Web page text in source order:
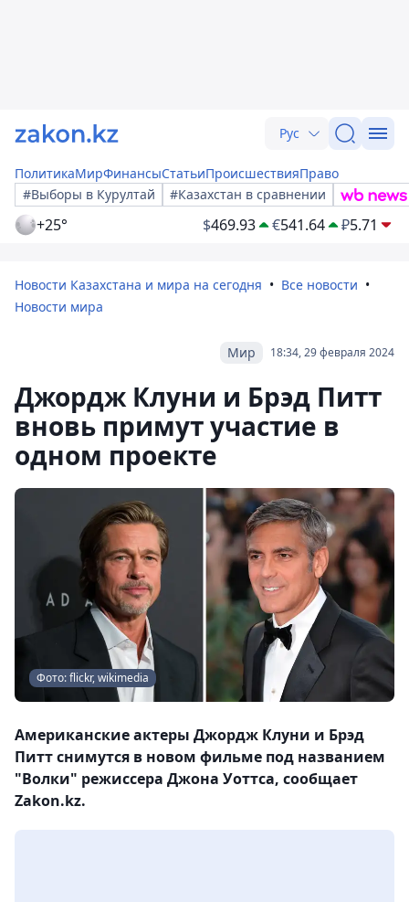
Рус
ПолитикаМирФинансыСтатьиПроисшествияПраво
#Выборы в Курултай
#Казахстан в сравнении
+25° $469.93 €541.64 ₽5.71
Новости Казахстана и мира на сегодня
Все новости
Новости мира
18:34, 29 февраля 2024
Мир
Джордж Клуни и Брэд Питт
вновь примут участие в
одном проекте
Фото: flickr, wikimedia
Американские актеры Джордж Клуни и Брэд
Питт снимутся в новом фильме под названием
"Волки" режиссера Джона Уоттса, сообщает
Zakon.kz.